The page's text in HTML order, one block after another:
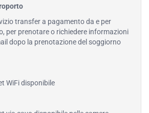
transfer a pagamento da e per
per prenotare o richiedere informazioni
dopo la prenotazione del soggiorno
WiFi disponibile